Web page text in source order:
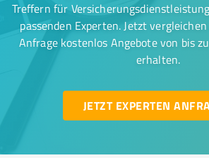
Treffern für
passenden Experten. Jetzt
Anfrage kostenlos Angebote von bis
erhalten.
JETZT EXPERTEN